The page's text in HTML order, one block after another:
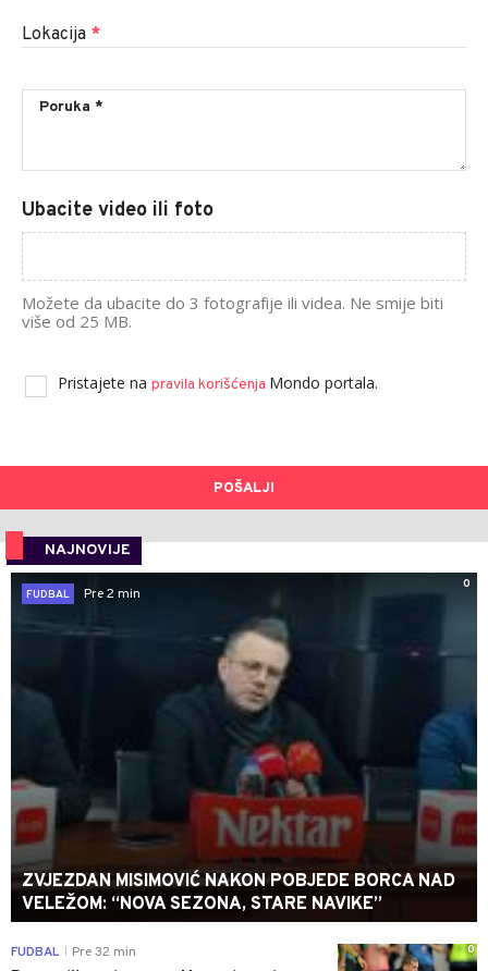
Lokacija *
Ubacite video ili foto
Možete da ubacite do 3 fotografije ili videa. Ne smije biti
više od 25 MB.
Pristajete na pravila korišćenja Mondo portala.
POŠALJI
NAJNOVIJE
0
FUDBAL
Pre 2 min
ZVJEZDAN MISIMOVIĆ NAKON POBJEDE BORCA NAD
VELEŽOM: “NOVA SEZONA, STARE NAVIKE”
0
FUDBAL Pre 32 min